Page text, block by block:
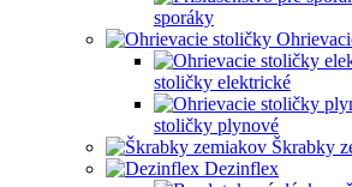
sporáky
stoličky elektrické
stoličky plynové
Škrabky
Dezinflex